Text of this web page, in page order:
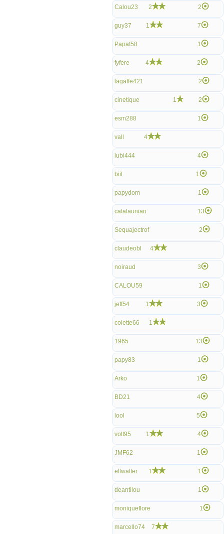
Calou23 2 2
guy37 1 7
Papaf58 1
fyfere 4 2
lagaffe421 2
cinetique 1 2
esm288 1
vall 4
lubi444 4
biil 1
papydom 1
catalaunian 13
Sequajectrof 2
claudeobl 4
noiraud 3
CALOU59 1
jeff54 1 3
colette66 1
1965 13
papy83 1
Arko 1
BD21 4
lool 5
volt95 1 4
JMF62 1
ellwatter 1 1
deantilou 1
moniqueflore 1
marcello74 7